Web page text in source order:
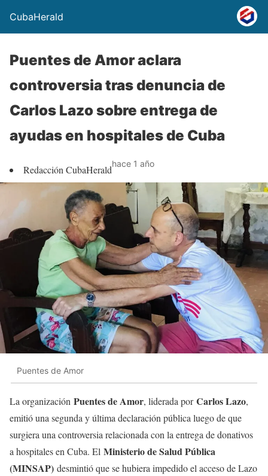
CubaHerald
Puentes de Amor aclara
controversia tras denuncia de
Carlos Lazo sobre entrega de
ayudas en hospitales de Cuba
Redacción CubaHeraldhace 1 año
Puentes de Amor
La organización Puentes de Amor, liderada porCarlos Lazo,
emitió una segunda y última declaración pública luego de que
surgiera una controversia relacionada con la entrega de donativos
a hospitales en Cuba. El Ministerio de Salud Pública
(MINSAP) desmintió que se hubiera impedido el acceso de Lazo